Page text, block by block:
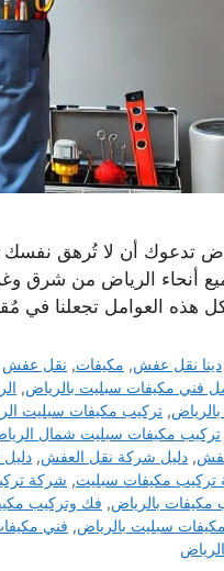
تدعوك أن لا تُرهق
أنحاء الرياض من شرق
هذه العوامل تجعلنا في
دينا نقل عفش, مكيفات, نقل عفش
فني مكيفات سبليت بالرياض,
, تركيب مكيفات سبليت
تركيب مكيفات سبليت شمال
, دليل شركة نقل العفش,
تركيب مكيفات سبليت, شركة
بالرياض, فك وتركيب
سبليت بالرياض, فني